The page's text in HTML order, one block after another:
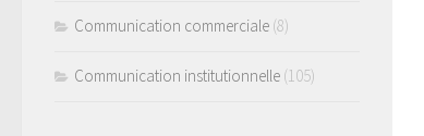
Communication commerciale (8)
Communication institutionnelle (105)